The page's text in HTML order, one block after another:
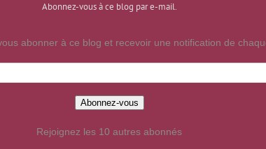
Abonnez-vous à ce blog par e-mail.
abonner à ce blog et recevoir une notification de
Abonnez-vous
Rejoignez les 10 autres abonnés